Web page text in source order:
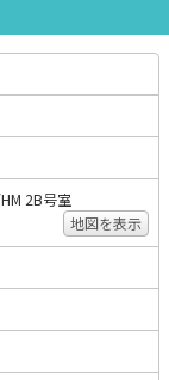
2B号室
地図を表示